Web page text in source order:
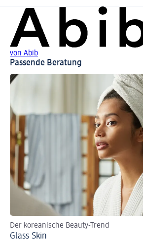
von Abib
Passende Beratung
Der koreanische Beauty-Trend
Glass Skin